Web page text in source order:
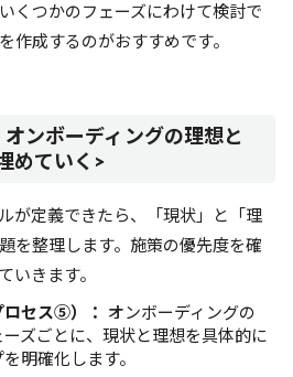
くつかのフェーズにわけて検討で
作成するのがおすすめです。
ンボーディングの理想と
めていく>
が定義できたら、「現状」と「理
を整理します。施策の優先度を確
いきます。
セス⑤）：
オンボーディングの
ズごとに、現状と理想を具体的に
明確化します。